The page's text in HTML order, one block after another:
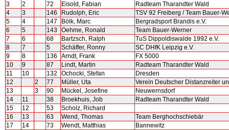
3
2 72 Eisold, Fabian
Radteam Tharandter Wald
4
3 146 Rudolph, Eric
TSV 92 Freiberg / Team Bauer-
5
4 147 Bölk, Marc
Bergradsport Brandis e.V.
6
5 143 Oehme, Ronald
Team Bauer-Werner
7
6 68 Bartzsch, Ralph
TuS Dippoldiswalde 1992 e.V.
8
7 5 Schäffer, Ronny
SC DHfK Leipzig e.V.
9
8 136 Arndt, Frank
FX 5000
10
9 87 Lindt, Martin
Radteam Tharandter Wald
11
10 132 Ochocki, Stefan
Dresden
12
2 77 Müller, Uta
Verein Deutscher Distanzreiter
13
3 90 Mückel, Josefine
Neuwernsdorf
14
11 38 Broekhuis, Job
Radteam Tharandter Wald
15
12 53
Scholz, Richard
16
13 63 Wend, Thomas
Team Berghochschiebär
17
14 73 Wendt, Matthias
Bannewitz